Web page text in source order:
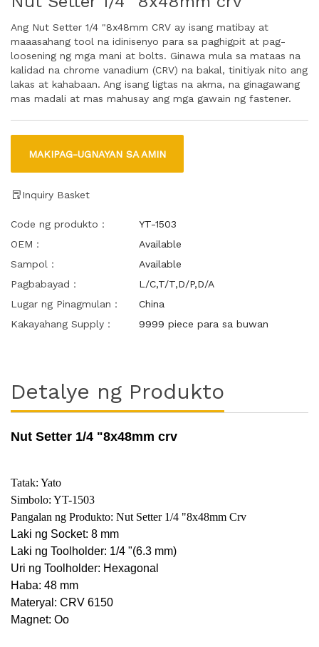
Ang Nut Setter 1/4 "8x48mm CRV ay isang matibay at
maaasahang tool na idinisenyo para sa paghigpit at pag-
loosening ng mga mani at bolts. Ginawa mula sa mataas na
kalidad na chrome vanadium (CRV) na bakal, tinitiyak nito ang
lakas at kahabaan. Ang isang ligtas na akma, na ginagawang
mas madali at mas mahusay ang mga gawain ng fastener.
MAKIPAG-UGNAYAN SA AMIN
Inquiry Basket
Code ng produkto：
YT-1503
OEM：
Available
Sampol：
Available
Pagbabayad：
L/C,T/T,D/P,D/A
Lugar ng Pinagmulan：
China
Kakayahang Supply：
9999 piece para sa buwan
Detalye ng Produkto
Nut Setter 1/4 "8x48mm crv
Tatak: Yato
Simbolo: YT-1503
Pangalan ng Produkto: Nut Setter 1/4 "8x48mm Crv
Laki ng Socket: 8 mm
Laki ng Toolholder: 1/4 "(6.3 mm)
Uri ng Toolholder: Hexagonal
Haba: 48 mm
Materyal: CRV 6150
Magnet: Oo